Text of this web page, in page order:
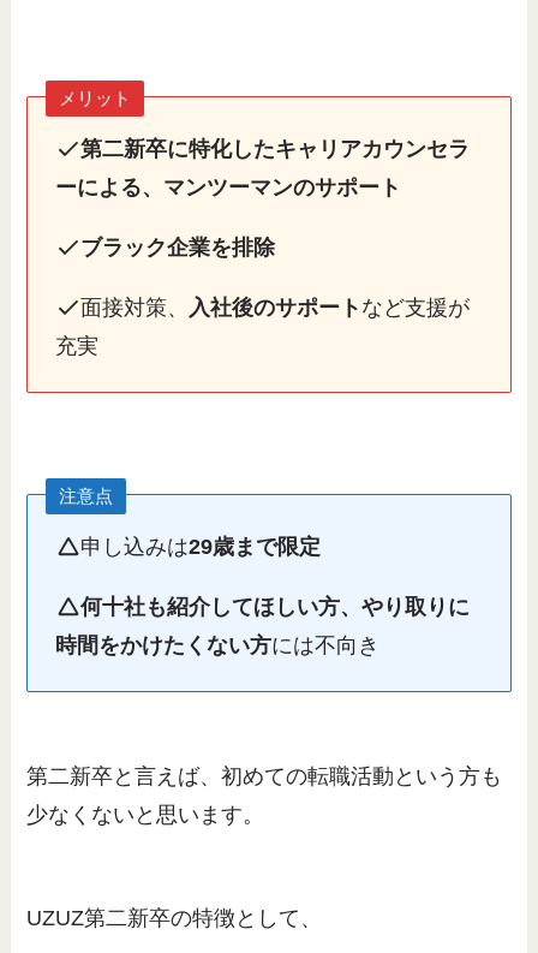
メリット
第二新卒に特化したキャリアカウンセラ
ーによる、マンツーマンのサポート
ブラック企業を排除
面接対策、 入社後のサポート など支援が
充実
注意点
申し込みは29歳まで限定
何十社も紹介してほしい方、やり取りに
時間をかけたくない方には不向き
第二新卒と言えば、初めての転職活動という方も
少なくないと思います。
UZUZ第二新卒の特徴として、